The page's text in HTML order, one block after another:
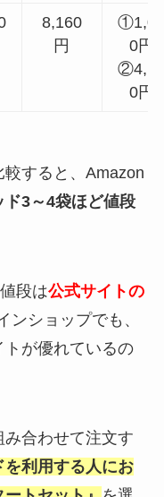
8,160
円
0円
0円
すると、Amazon
ド3～4袋ほど値段
段は公式サイトの
ンショップでも、
が優れているの
合わせて注文す
利用する人にお